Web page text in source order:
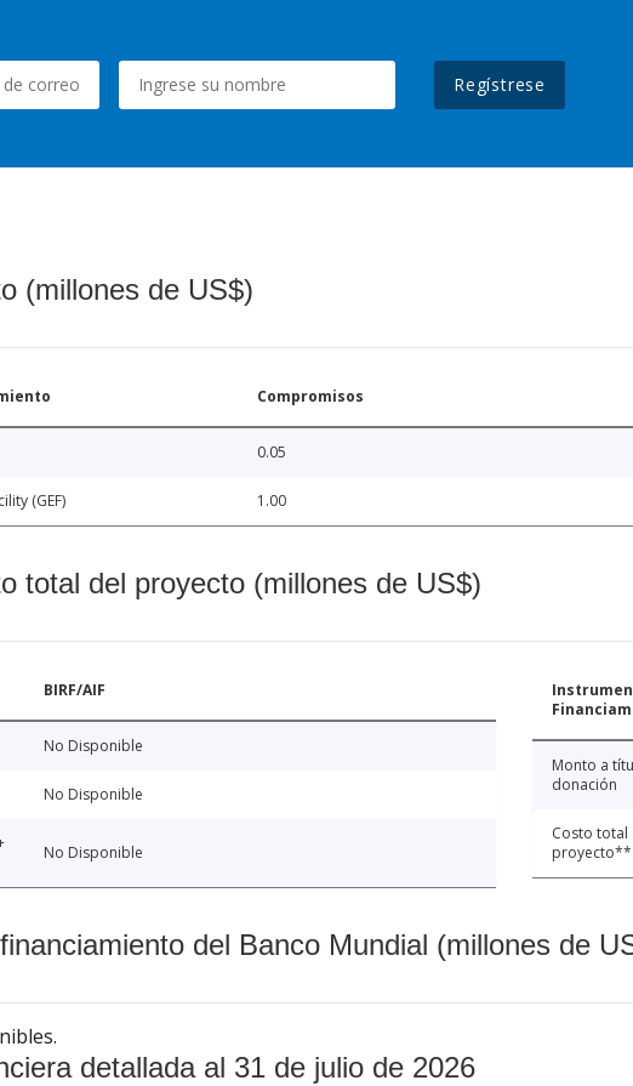
Regístrese
(millones de US$)
Compromisos
0.05
(GEF) 1.00
total del proyecto (millones de US$)
BIRF/AIF
No Disponible
No Disponible
No Disponible
Monto a
donación
Costo total
proyecto**
del Banco Mundial (millones de
detallada al 31 de julio de 2026